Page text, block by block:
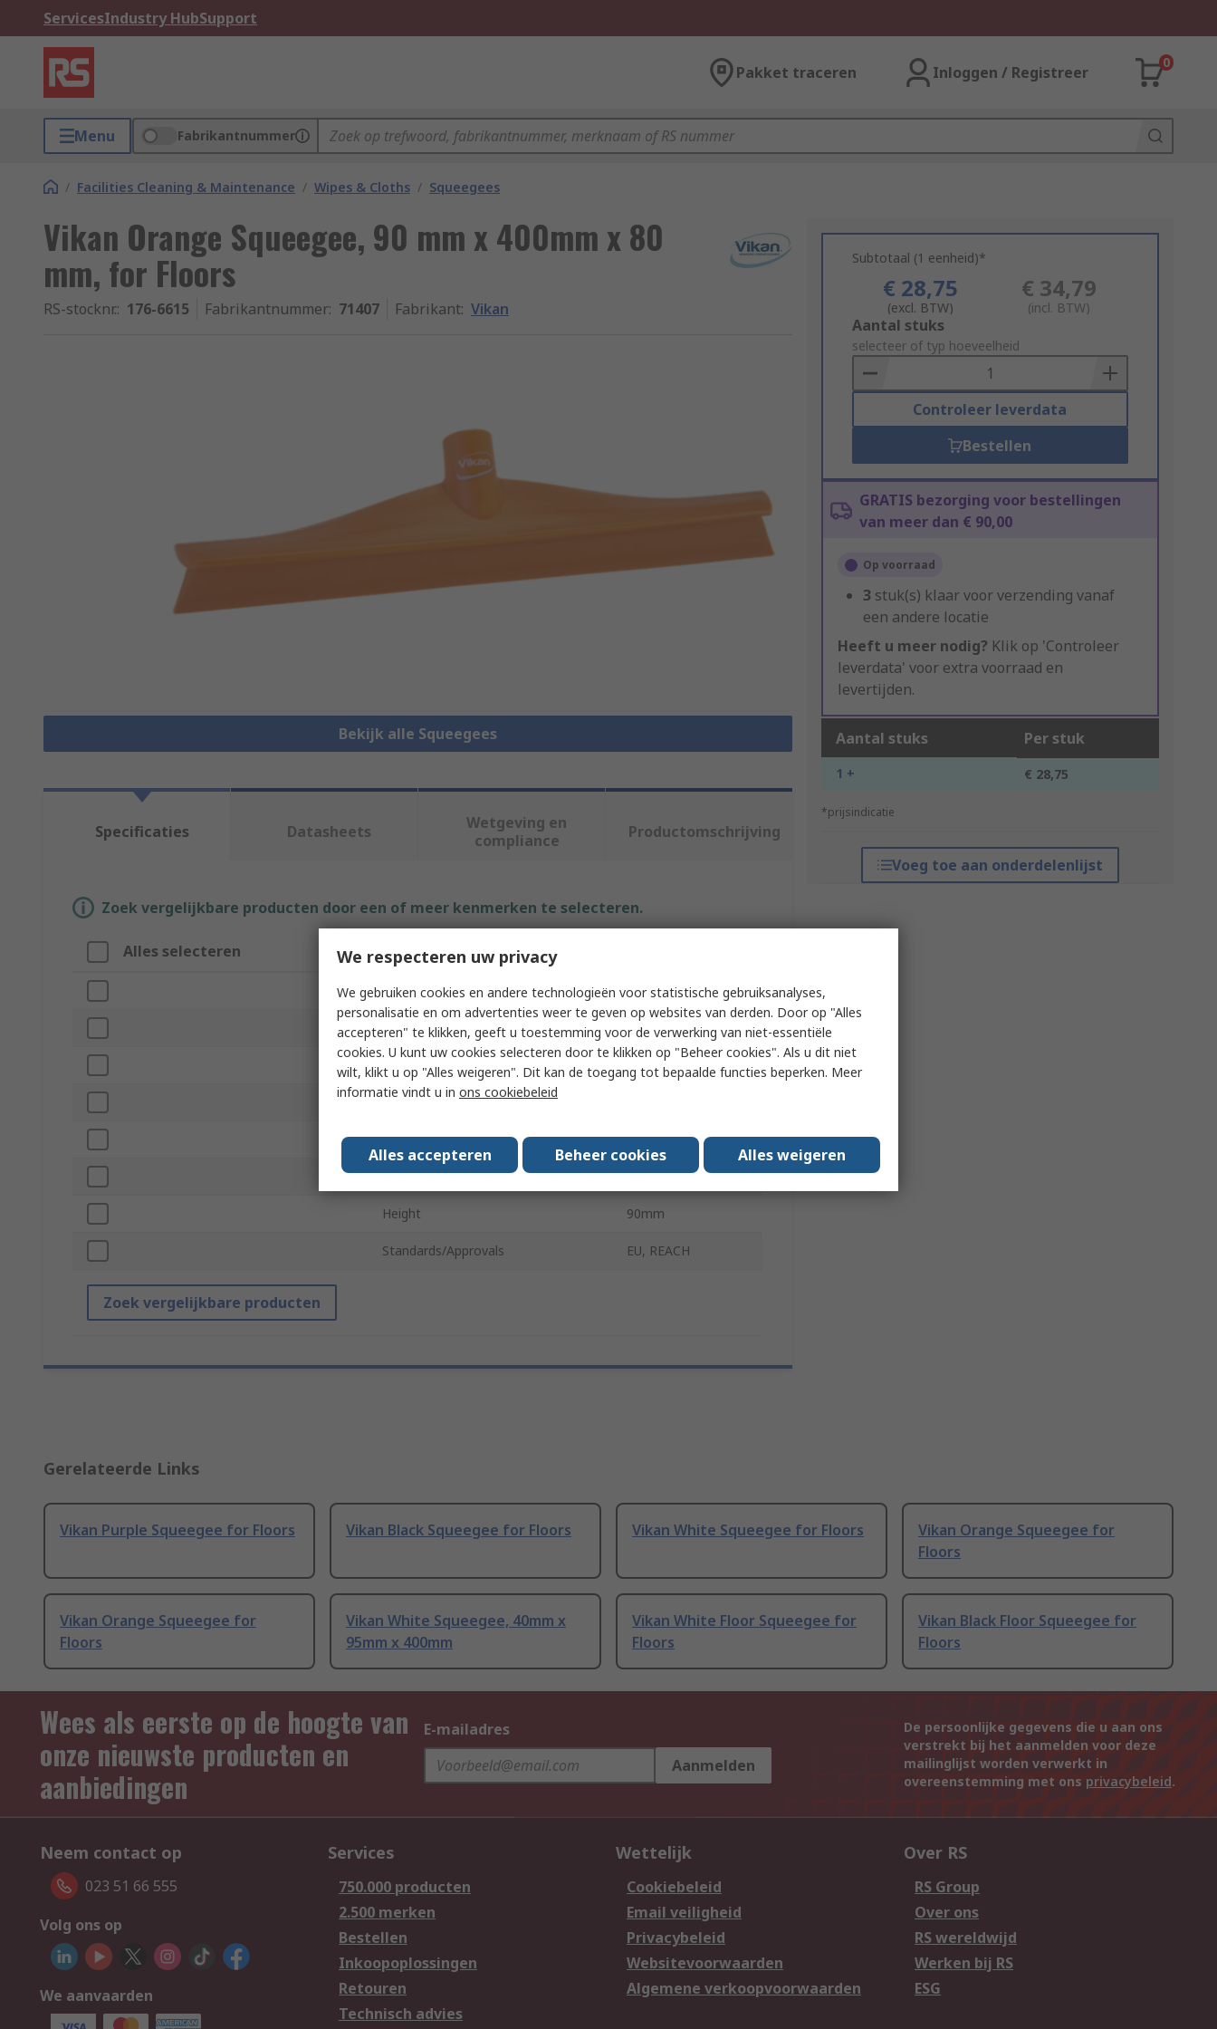
ServicesIndustry HubSupport
Pakket traceren Inloggen / Registreer
0
Menu Fabrikantnummer
/ Facilities Cleaning & Maintenance / Wipes & Cloths / Squeegees
Vikan Orange Squeegee, 90 mm x 400mm x 80
mm, for Floors
RS-stocknr.: 176-6615 Fabrikantnummer: 71407 Fabrikant: Vikan
Bekijk alle Squeegees
Subtotaal (1 eenheid)*
€ 28,75
(excl. BTW)
€ 34,79
(incl. BTW)
Add
to
Basket
Aantal stuks
selecteer of typ hoeveelheid
Controleer leverdata
Bestellen
GRATIS bezorging voor bestellingen
van meer dan € 90,00
Op voorraad
3 stuk(s) klaar voor verzending vanaf
een andere locatie
Heeft u meer nodig? Klik op 'Controleer
leverdata' voor extra voorraad en
levertijden.
Aantal stuks Per stuk
1 + € 28,75
*prijsindicatie
Voeg toe aan onderdelenlijst
Specificaties Datasheets
Wetgeving en
compliance
Productomschrijving
Zoek vergelijkbare producten door een of meer kenmerken te selecteren.
Alles selecteren Attribuut
Merk Vikan
Application Floors
Product Type Squeegee
Colour
Width 400mm
Depth 80mm
Height 90mm
Standards/Approvals EU, REACH
Zoek vergelijkbare producten
Gerelateerde Links
Vikan Purple Squeegee for Floors Vikan Black Squeegee for Floors Vikan White Squeegee for Floors
Vikan Orange Squeegee for
Floors
Vikan Orange Squeegee for
Floors
Vikan White Squeegee, 40mm x
95mm x 400mm
Vikan White Floor Squeegee for
Floors
Vikan Black Floor Squeegee for
Floors
Wees als eerste op de hoogte van
onze nieuwste producten en
aanbiedingen
E-mailadres
Aanmelden
De persoonlijke gegevens die u aan ons
verstrekt bij het aanmelden voor deze
mailinglijst worden verwerkt in
overeenstemming met ons privacybeleid.
Neem contact op
023 51 66 555
Volg ons op
We aanvaarden
Services
750.000 producten
2.500 merken
Bestellen
Inkoopoplossingen
Retouren
Technisch advies
Wettelijk
Cookiebeleid
Email veiligheid
Privacybeleid
Websitevoorwaarden
Algemene verkoopvoorwaarden
Over RS
RS Group
Over ons
RS wereldwijd
Werken bij RS
ESG
We respecteren uw privacy
We gebruiken cookies en andere technologieën voor statistische gebruiksanalyses,
personalisatie en om advertenties weer te geven op websites van derden. Door op "Alles
accepteren" te klikken, geeft u toestemming voor de verwerking van niet-essentiële
cookies. U kunt uw cookies selecteren door te klikken op "Beheer cookies". Als u dit niet
wilt, klikt u op "Alles weigeren". Dit kan de toegang tot bepaalde functies beperken. Meer
informatie vindt u in ons cookiebeleid
Alles accepteren Beheer cookies Alles weigeren